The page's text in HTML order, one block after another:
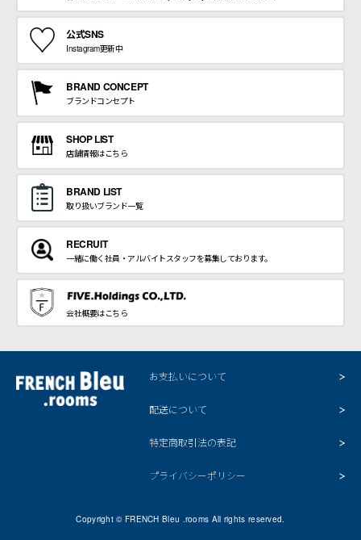
公式SNS
Instagram更新中
BRAND CONCEPT
ブランドコンセプト
SHOP LIST
店舗情報はこちら
BRAND LIST
取り扱いブランド一覧
RECRUIT
一緒に働く社員・アルバイトスタッフを募集しております。
会社概要はこちら
お支払いについて
配送について
特定商取引法の表記
プライバシーポリシー
Copyright © FRENCH Bleu .rooms All rights reserved.